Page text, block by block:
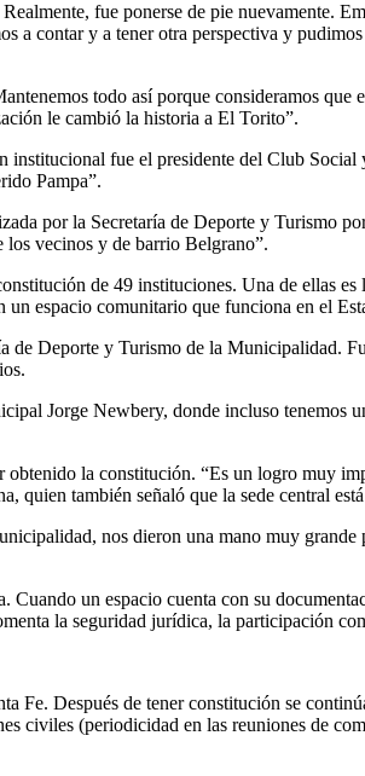
fue ponerse de pie nuevamente.
a contar y a tener otra perspectiva y
todo así porque consideramos
le cambió la historia a El Torito”.
institucional fue el presidente del Club
Pampa”.
por la Secretaría de Deporte y Turismo
vecinos y de barrio Belgrano”.
de 49 instituciones. Una de ellas
espacio comunitario que funciona en el
Deporte y Turismo de la Municipalidad.
Jorge Newbery, donde incluso tenemos
la constitución. “Es un logro muy
quien también señaló que la sede central
nos dieron una mano muy
un espacio cuenta con su
la seguridad jurídica, la participación
Fe. Después de tener constitución se
civiles (periodicidad en las reuniones de